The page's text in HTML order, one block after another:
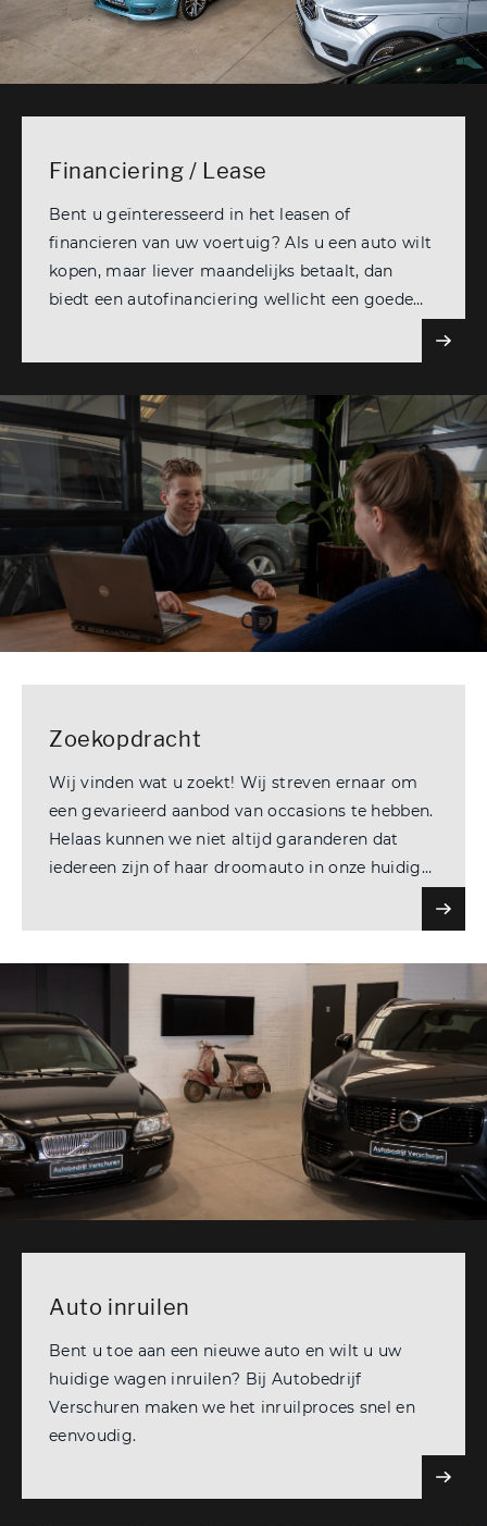
Financiering / Lease
Bent u geïnteresseerd in het leasen of
financieren van uw voertuig? Als u een auto wilt
kopen, maar liever maandelijks betaalt, dan
biedt een autofinanciering wellicht een goede
Zoekopdracht
Wij vinden wat u zoekt! Wij streven ernaar om
een gevarieerd aanbod van occasions te hebben.
Helaas kunnen we niet altijd garanderen dat
iedereen zijn of haar droomauto in onze huidige
Auto inruilen
Bent u toe aan een nieuwe auto en wilt u uw
huidige wagen inruilen? Bij Autobedrijf
Verschuren maken we het inruilproces snel en
eenvoudig.